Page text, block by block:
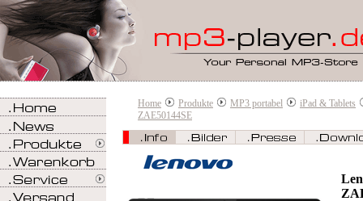
Home Produkte MP3 portabel
iPad & Tablets
ZAE50144SE